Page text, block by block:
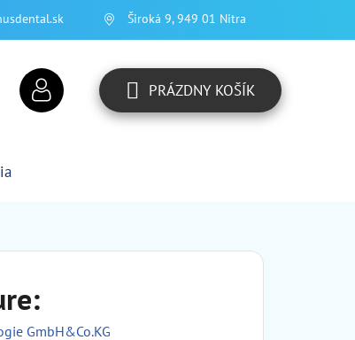
Široká 9, 949 01 Nitra
NÁKUPNÝ
PRÁZDNY KOŠÍK
GmbH&Co.KG